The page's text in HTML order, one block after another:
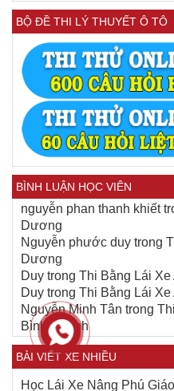
BỘ ĐỀ THI LÝ THUYẾT Ô TÔ
BÌNH LUẬN HỌC VIÊN
nguyễn phan thanh khiết
Dương
Nguyễn phước duy trong
Dương
Duy trong Thi Bằng Lái
Duy trong Thi Bằng Lái
Nguyễn Minh Tân trong
Bình Chánh
BÀI VIẾT XE NHIỀU
Học Lái Xe Nâng Phú Giáo